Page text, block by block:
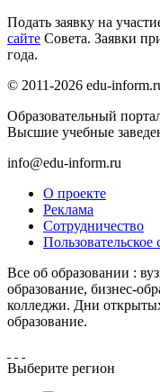
Подать заявку на
сайте Совета. Заявки
года.
© 2011-2026 edu-
Образовательный
Высшие учебные
info@edu-inform.ru
О проекте
Реклама
Сотрудничество
Пользовательское
Все об образовании :
образование, бизнес-
колледжи. Дни
образование.
Выберите регион